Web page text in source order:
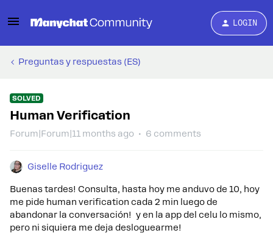
LOGIN
Preguntas y respuestas (ES)
SOLVED
Human Verification
Forum|Forum|11 months ago 6 comments
Giselle Rodriguez
Buenas tardes! Consulta, hasta hoy me anduvo de 10, hoy
me pide human verification cada 2 min luego de
abandonar la conversación! y en la app del celu lo mismo,
pero ni siquiera me deja desloguearme!